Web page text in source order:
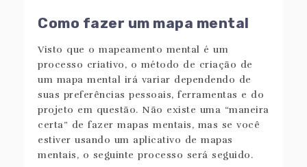
Como fazer um mapa mental
Visto que o mapeamento mental é um
processo criativo, o método de criação de
um mapa mental irá variar dependendo de
suas preferências pessoais, ferramentas e do
projeto em questão. Não existe uma “maneira
certa” de fazer mapas mentais, mas se você
estiver usando um aplicativo de mapas
mentais, o seguinte processo será seguido.